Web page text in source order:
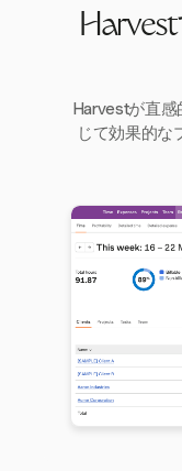
Harvestが直
じて効果的な